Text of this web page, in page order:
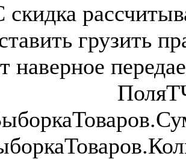
скидка
грузить
наверное